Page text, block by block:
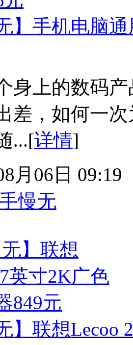
】手机电脑
身上的数码
差，如何一
...[详情]
月06日 09:19
慢无
】联想